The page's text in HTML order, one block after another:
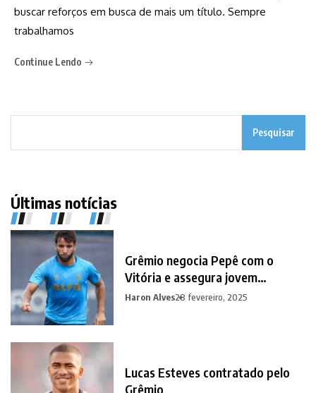
buscar reforços em busca de mais um título. Sempre
trabalhamos
Continue Lendo
Pesquisar
Últimas notícias
Grêmio negocia Pepê com o
Vitória e assegura jovem
promessa em contrapartida
Haron Alves28 fevereiro, 2025
Lucas Esteves contratado pelo
Grêmio